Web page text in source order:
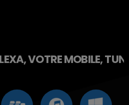
VOTRE MOBILE,